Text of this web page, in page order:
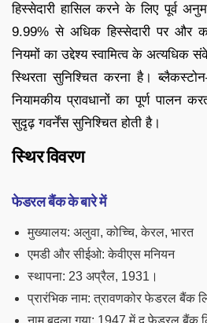
हिस्सेदारी हासिल करने के लिए पूर्व
9.99% से अधिक हिस्सेदारी पर और
नियमों का उद्देश्य स्वामित्व के अत्यधिक
स्थिरता सुनिश्चित करना है।
नियामकीय प्रावधानों का पूर्ण पालन
सुदृढ़ गवर्नेंस सुनिश्चित होती है।
स्थिर विवरण
फेडरल बैंक के बारे में
मुख्यालय: अलुवा, कोच्चि, केरल, भारत
एमडी और सीईओ: केवीएस मनियन
स्थापना: 23 अप्रैल, 1931।
प्रारंभिक नाम: त्रावणकोर फेडरल बैंक
नाम बदला गया: 1947 में द फेडरल बैंक